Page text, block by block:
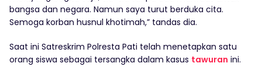
bangsa dan negara. Namun saya turut berduka cita.
Semoga korban husnul khotimah,” tandas dia.
Saat ini Satreskrim Polresta Pati telah menetapkan satu
orang siswa sebagai tersangka dalam kasus tawuran ini.